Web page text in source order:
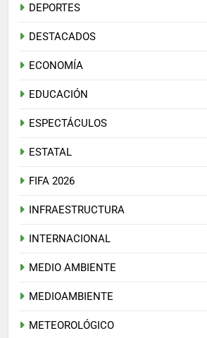
DEPORTES
DESTACADOS
ECONOMÍA
EDUCACIÓN
ESPECTÁCULOS
ESTATAL
FIFA 2026
INFRAESTRUCTURA
INTERNACIONAL
MEDIO AMBIENTE
MEDIOAMBIENTE
METEOROLÓGICO